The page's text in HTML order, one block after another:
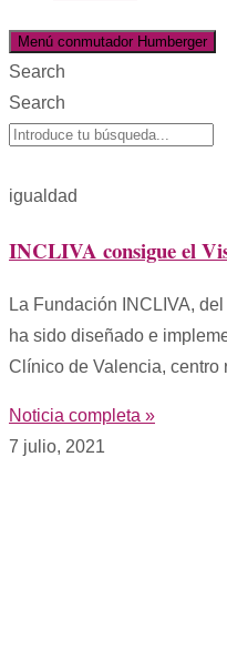
Menú conmutador Humberger
Search
Search
igualdad
INCLIVA consigue el
La Fundación INCLIVA,
ha sido diseñado e
Clínico de Valencia, centro
Noticia completa »
7 julio, 2021